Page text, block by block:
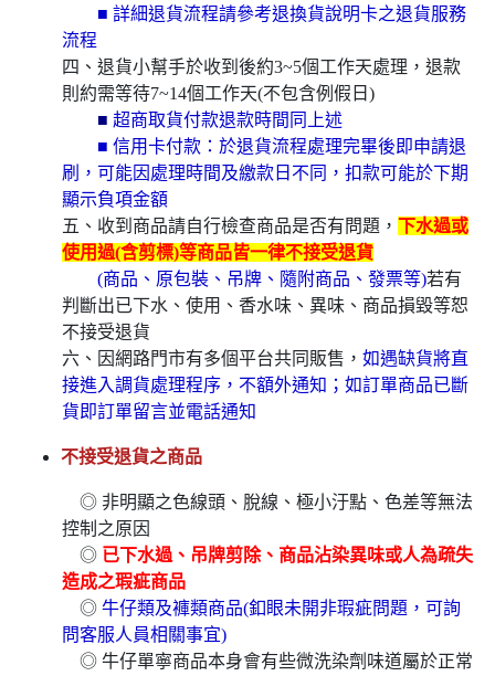
■ 詳細退貨流程請參考退換貨說明卡之退貨服務
流程
四、退貨小幫手於收到後約3~5個工作天處理，退款
則約需等待7~14個工作天(不包含例假日)
■ 超商取貨付款退款時間同上述
■ 信用卡付款：於退貨流程處理完畢後即申請退
刷，可能因處理時間及繳款日不同，扣款可能於下期
顯示負項金額
五、收到商品請自行檢查商品是否有問題， 下水過或
使用過(含剪標)等商品皆一律不接受退貨
(商品、原包裝、吊牌、隨附商品、發票等)若有
判斷出已下水、使用、香水味、異味、商品損毀等恕
不接受退貨
六、因網路門市有多個平台共同販售， 如遇缺貨將直
接進入調貨處理程序，不額外通知；如訂單商品已斷
貨即訂單留言並電話通知
不接受退貨之商品
◎ 非明顯之色線頭、脫線、極小汙點、色差等無法
控制之原因
◎ 已下水過、吊牌剪除、商品沾染異味或人為疏失
造成之瑕疵商品
◎ 牛仔類及褲類商品(釦眼未開非瑕疵問題，可詢
問客服人員相關事宜)
◎ 牛仔單寧商品本身會有些微洗染劑味道屬於正常